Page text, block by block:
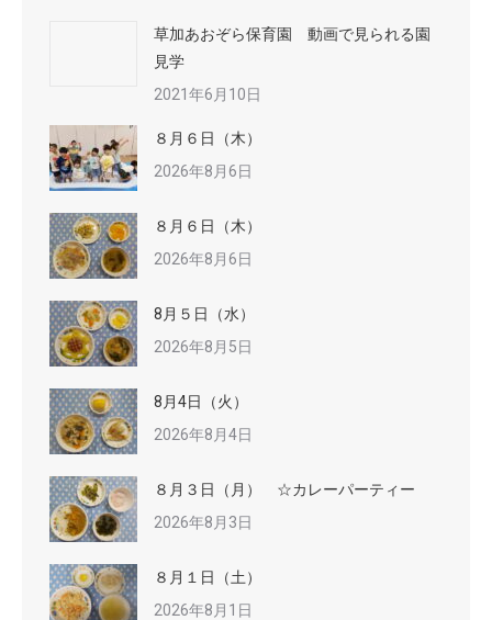
草加あおぞら保育園 動画で見られる園
見学
2021年6月10日
８月６日（木）
2026年8月6日
８月６日（木）
2026年8月6日
8月５日（水）
2026年8月5日
8月4日（火）
2026年8月4日
８月３日（月） ☆カレーパーティー
2026年8月3日
８月１日（土）
2026年8月1日